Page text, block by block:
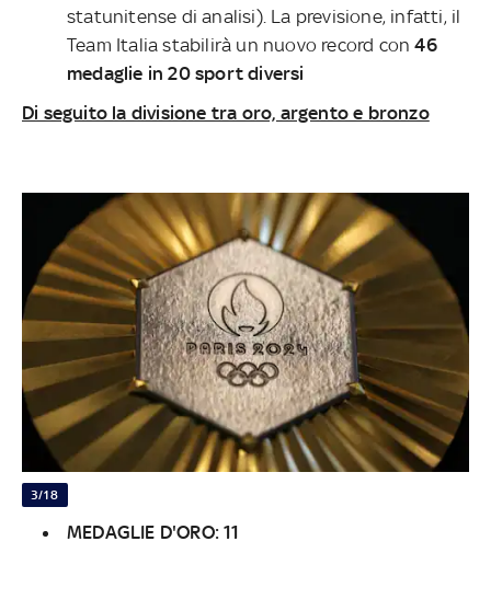
statunitense di analisi). La previsione, infatti, il
Team Italia stabilirà un nuovo record con46
medaglie in 20 sport diversi
Di seguito la divisione tra oro, argento e bronzo
3/18
MEDAGLIE D'ORO: 11